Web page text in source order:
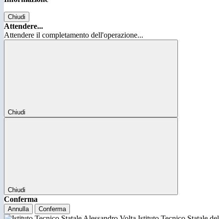
Chiudi
Attendere...
Attendere il completamento dell'operazione...
Chiudi
Chiudi
Conferma
Annulla Conferma